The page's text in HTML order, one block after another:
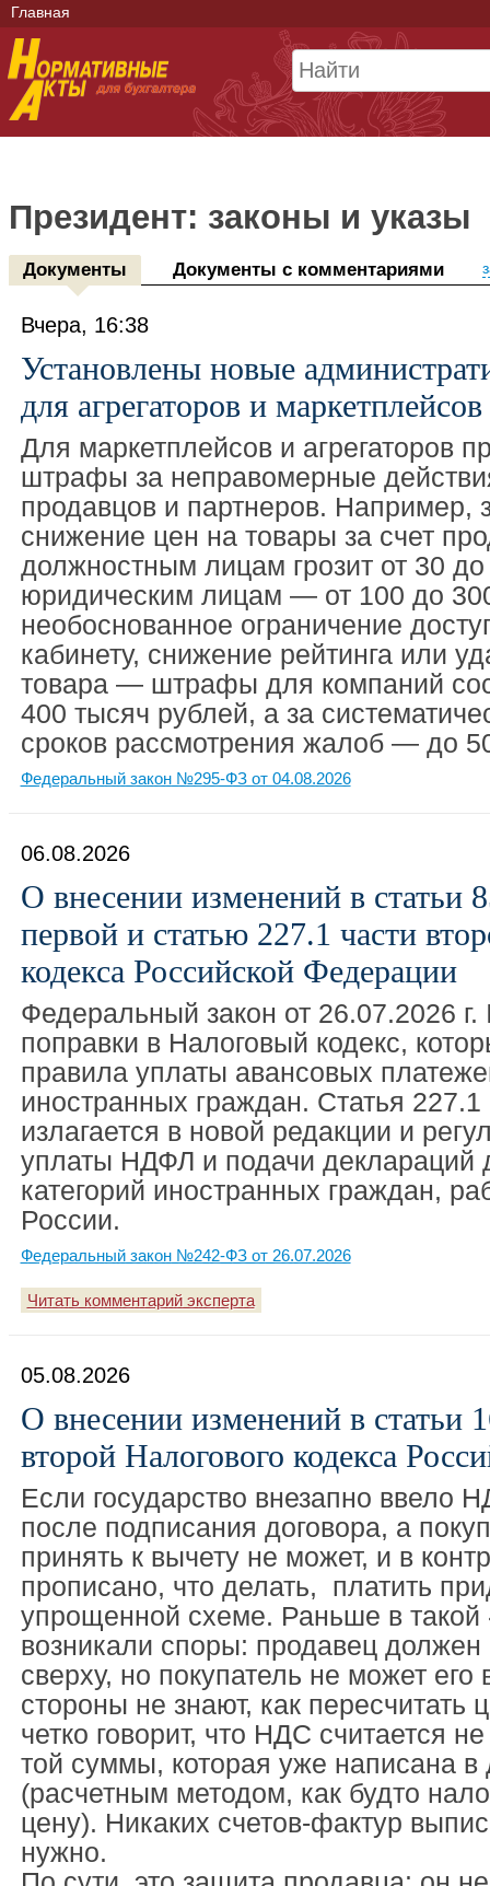
Главная
Президент: законы и указы
Документы Документы с комментариями
Вчера, 16:38
Установлены новые
для агрегаторов и маркетплейсов
Для маркетплейсов и агрегаторов
штрафы за неправомерные
продавцов и партнеров. Например,
снижение цен на товары за счет
должностным лицам грозит от 30
юридическим лицам — от 100 до
необоснованное ограничение
кабинету, снижение рейтинга или
товара — штрафы для компаний
400 тысяч рублей, а за
сроков рассмотрения жалоб — до
Федеральный закон №295-ФЗ от 04.08.2026
06.08.2026
О внесении изменений в статьи
первой и статью 227.1 части
кодекса Российской Федерации
Федеральный закон от 26.07.2026
поправки в Налоговый кодекс,
правила уплаты авансовых
иностранных граждан. Статья
излагается в новой редакции и
уплаты НДФЛ и подачи деклараций
категорий иностранных граждан,
России.
Федеральный закон №242-ФЗ от 26.07.2026
Читать комментарий эксперта
05.08.2026
О внесении изменений в статьи
второй Налогового кодекса
Если государство внезапно ввело
после подписания договора, а
принять к вычету не может, и в
прописано, что делать, платить
упрощенной схеме. Раньше в такой
возникали споры: продавец
сверху, но покупатель не может его
стороны не знают, как пересчитать
четко говорит, что НДС считается
той суммы, которая уже написана в
(расчетным методом, как будто
цену). Никаких счетов-фактур
нужно.